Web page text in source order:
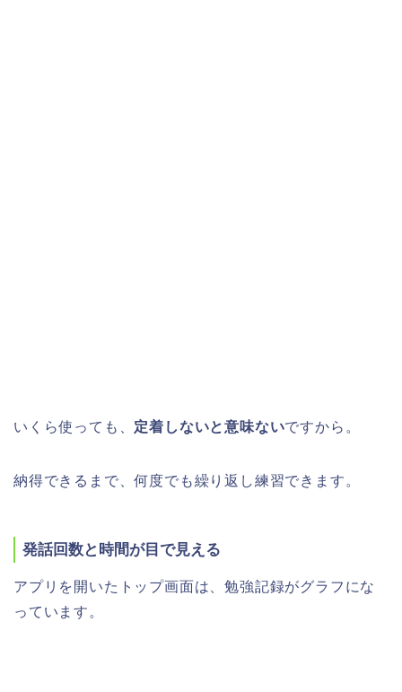
いくら使っても、 定着しないと意味ないですから。
納得できるまで、何度でも繰り返し練習できます。
発話回数と時間が目で見える
アプリを開いたトップ画面は、勉強記録がグラフにな
っています。